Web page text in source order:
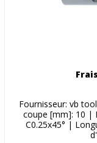
Fournisseur: vb
coupe [mm]: 10 |
C0.25x45° |